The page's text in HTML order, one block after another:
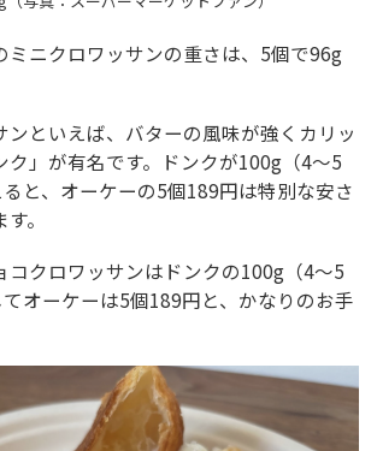
ニクロワッサンの重さは、5個で96g
といえば、バターの風味が強くカリッ
ク」が有名です。ドンクが100g（4〜5
と、オーケーの5個189円は特別な安さ
。
クロワッサンはドンクの100g（4〜5
オーケーは5個189円と、かなりのお手